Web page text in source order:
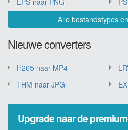
Alle bestandstypes
Nieuwe converters
H265 naar MP4
THM naar JPG
Upgrade naar de